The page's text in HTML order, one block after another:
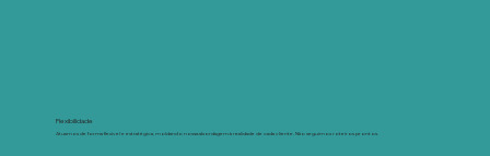
Flexibilidade
Atuamos de forma flexível e estratégica, moldando nossa abordagem à realidade de cada cliente. Não seguimos roteiros prontos.